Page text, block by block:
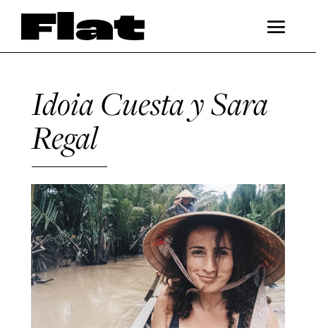
Idoia Cuesta y Sara
Regal